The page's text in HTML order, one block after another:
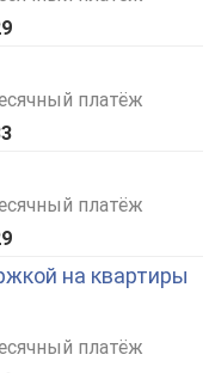
платёж
платёж
на квартиры
платёж